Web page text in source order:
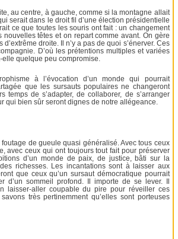
au centre, à gauche, comme si la montagne allait
serait dans le droit fil d’une élection présidentielle
ce que toutes les souris ont fait : un changement
têtes et on repart comme avant. On gère
droite. Il n’y a pas de quoi s’énerver. Ces
D’où les prétentions multiples et variées
elle quelque peu compromise.
à l’évocation d’un monde qui pourrait
que les sursauts populaires ne changeront
temps de s’adapter, de collaborer, de s’arranger
qui bien sûr seront dignes de notre allégeance.
de gueule quasi généralisé. Avec tous ceux
avec ceux qui ont toujours tout fait pour préserver
d’un monde de paix, de justice, bâti sur la
richesses. Les incantations sont à laisser aux
que ceux qu’un sursaut démocratique pourrait
d’un sommeil profond. Il importe de se lever. Il
laisser-aller coupable du pire pour réveiller ces
très pertinemment qu’elles sont porteuses